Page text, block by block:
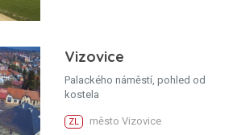
Vizovice
Palackého náměstí, pohled od
kostela
ZL město Vizovice